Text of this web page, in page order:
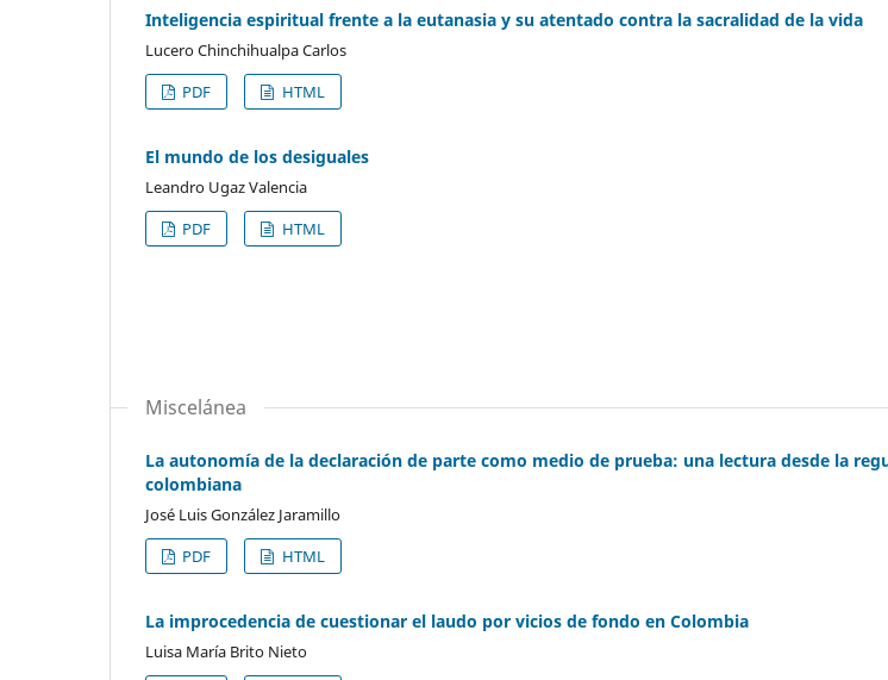
Inteligencia espiritual frente a la eutanasia y su atentado contra la sacralidad de la vida
Lucero Chinchihualpa Carlos
PDF
HTML
El mundo de los desiguales
Leandro Ugaz Valencia
PDF
HTML
Miscelánea
La autonomía de la declaración de parte como medio de prueba: una lectura desde la
colombiana
José Luis González Jaramillo
PDF
HTML
La improcedencia de cuestionar el laudo por vicios de fondo en Colombia
Luisa María Brito Nieto